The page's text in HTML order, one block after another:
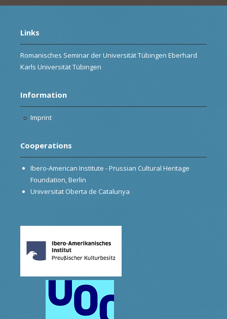
Links
Romanisches Seminar der Universität Tübingen Eberhard
Karls Universität Tübingen
Information
Imprint
Cooperations
Ibero-American Institute - Prussian Cultural Heritage
Foundation, Berlin
Universitat Oberta de Catalunya